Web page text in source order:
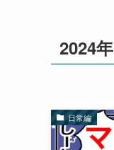
2024年
日常編